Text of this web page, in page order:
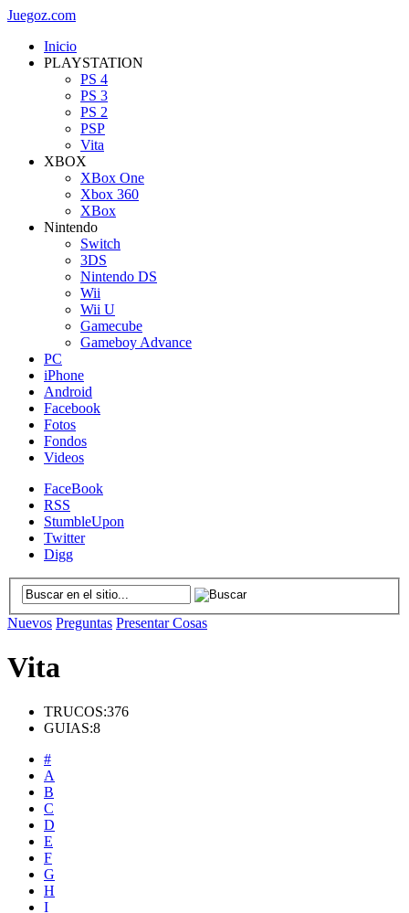
Juegoz.com
Inicio
PLAYSTATION
PS 4
PS 3
PS 2
PSP
Vita
XBOX
XBox One
Xbox 360
XBox
Nintendo
Switch
3DS
Nintendo DS
Wii
Wii U
Gamecube
Gameboy Advance
PC
iPhone
Android
Facebook
Fotos
Fondos
Videos
FaceBook
RSS
StumbleUpon
Twitter
Digg
Nuevos Preguntas Presentar Cosas
Vita
TRUCOS:376
GUIAS:8
#
A
B
C
D
E
F
G
H
I